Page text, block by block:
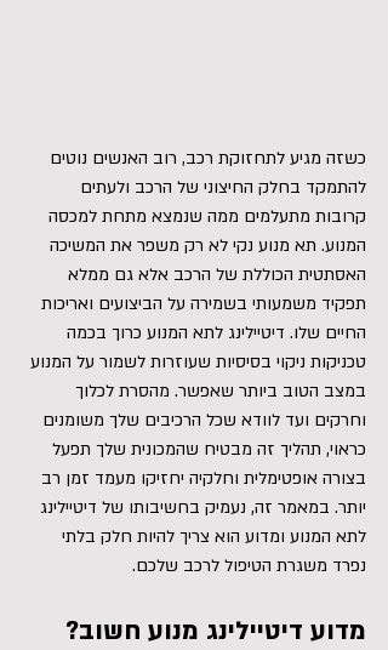
כשזה מגיע לתחזוקת רכב, רוב האנשים נוטים
להתמקד בחלק החיצוני של הרכב ולעתים
קרובות מתעלמים ממה שנמצא מתחת למכסה
המנוע. תא מנוע נקי לא רק משפר את המשיכה
האסתטית הכוללת של הרכב אלא גם ממלא
תפקיד משמעותי בשמירה על הביצועים ואריכות
החיים שלו. דיטיילינג לתא המנוע כרוך בכמה
טכניקות ניקוי בסיסיות שעוזרות לשמור על המנוע
במצב הטוב ביותר שאפשר. מהסרת לכלוך
וחרקים ועד לוודא שכל הרכיבים שלך משומנים
כראוי, תהליך זה מבטיח שהמכונית שלך תפעל
בצורה אופטימלית וחלקיה יחזיקו מעמד זמן רב
יותר. במאמר זה, נעמיק בחשיבותו של דיטיילינג
לתא המנוע ומדוע הוא צריך להיות חלק בלתי
נפרד משגרת הטיפול לרכב שלכם.
מדוע דיטיילינג מנוע חשוב?